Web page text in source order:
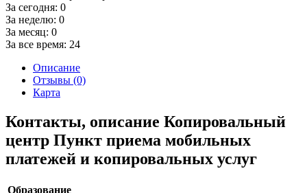
За сегодня: 0
За неделю: 0
За месяц: 0
За все время: 24
Описание
Отзывы (0)
Карта
Контакты, описание Копировальный
центр Пункт приема мобильных
платежей и копировальных услуг
Образование